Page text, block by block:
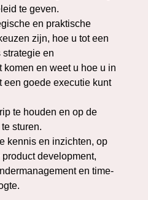
te geven.
en praktische
zijn, hoe u tot een
en
komen en weet u hoe u in
een goede executie kunt
te houden en op de
sturen.
kennis en inzichten, op
development,
en time-